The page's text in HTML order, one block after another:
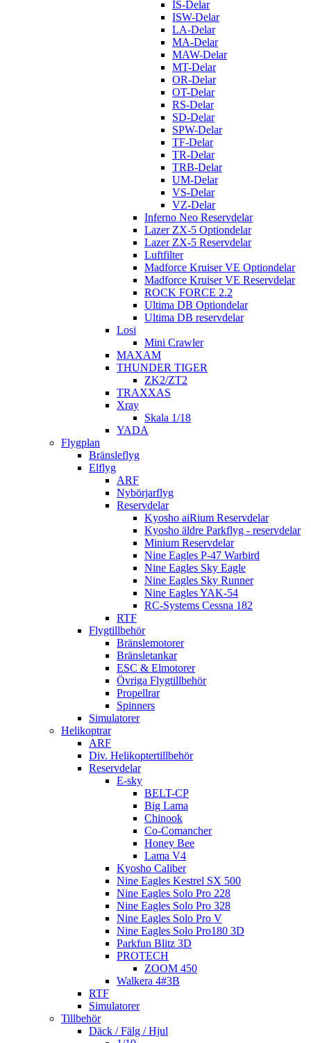
IS-Delar
ISW-Delar
LA-Delar
MA-Delar
MAW-Delar
MT-Delar
OR-Delar
OT-Delar
RS-Delar
SD-Delar
SPW-Delar
TF-Delar
TR-Delar
TRB-Delar
UM-Delar
VS-Delar
VZ-Delar
Inferno Neo Reservdelar
Lazer ZX-5 Optiondelar
Lazer ZX-5 Reservdelar
Luftfilter
Madforce Kruiser VE Optiondelar
Madforce Kruiser VE Reservdelar
ROCK FORCE 2.2
Ultima DB Optiondelar
Ultima DB reservdelar
Losi
Mini Crawler
MAXAM
THUNDER TIGER
ZK2/ZT2
TRAXXAS
Xray
Skala 1/18
YADA
Flygplan
Bränsleflyg
Elflyg
ARF
Nybörjarflyg
Reservdelar
Kyosho aiRium Reservdelar
Kyosho äldre Parkflyg - reservdelar
Minium Reservdelar
Nine Eagles P-47 Warbird
Nine Eagles Sky Eagle
Nine Eagles Sky Runner
Nine Eagles YAK-54
RC-Systems Cessna 182
RTF
Flygtillbehör
Bränslemotorer
Bränsletankar
ESC & Elmotorer
Övriga Flygtillbehör
Propellrar
Spinners
Simulatorer
Helikoptrar
ARF
Div. Helikoptertillbehör
Reservdelar
E-sky
BELT-CP
Big Lama
Chinook
Co-Comancher
Honey Bee
Lama V4
Kyosho Caliber
Nine Eagles Kestrel SX 500
Nine Eagles Solo Pro 228
Nine Eagles Solo Pro 328
Nine Eagles Solo Pro V
Nine Eagles Solo Pro180 3D
Parkfun Blitz 3D
PROTECH
ZOOM 450
Walkera 4#3B
RTF
Simulatorer
Tillbehör
Däck / Fälg / Hjul